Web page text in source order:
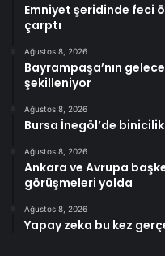
Emniyet şeridinde feci
çarptı
Ağustos 8, 2026
Bayrampaşa’nın
şekilleniyor
Ağustos 8, 2026
Bursa İnegöl’de
Ağustos 8, 2026
Ankara ve Avrupa
görüşmeleri yolda
Ağustos 8, 2026
Yapay zeka bu kez